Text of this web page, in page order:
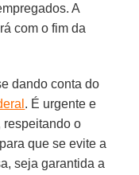
A
com o fim da
dando conta do
. É urgente e
respeitando o
que se evite a
seja garantida a